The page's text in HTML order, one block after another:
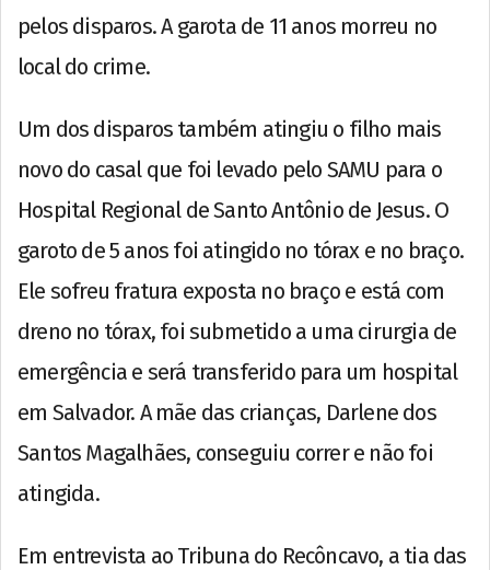
pelos disparos. A garota de 11 anos morreu no
local do crime.
Um dos disparos também atingiu o filho mais
novo do casal que foi levado pelo SAMU para o
Hospital Regional de Santo Antônio de Jesus. O
garoto de 5 anos foi atingido no tórax e no braço.
Ele sofreu fratura exposta no braço e está com
dreno no tórax, foi submetido a uma cirurgia de
emergência e será transferido para um hospital
em Salvador. A mãe das crianças, Darlene dos
Santos Magalhães, conseguiu correr e não foi
atingida.
Em entrevista ao Tribuna do Recôncavo, a tia das